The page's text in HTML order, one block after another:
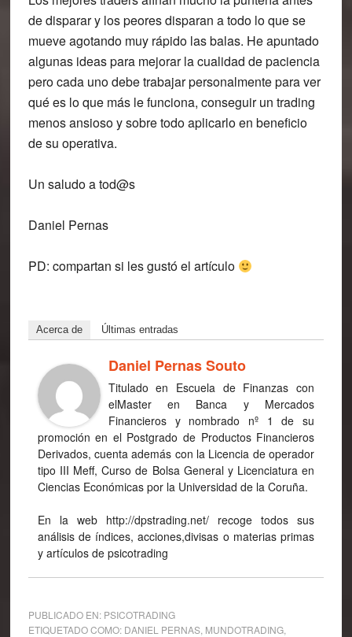
de disparar y los peores disparan a todo lo que se
mueve agotando muy rápido las balas. He apuntado
algunas ideas para mejorar la cualidad de paciencia
pero cada uno debe trabajar personalmente para ver
qué es lo que más le funciona, conseguir un trading
menos ansioso y sobre todo aplicarlo en beneficio
de su operativa.
Un saludo a tod@s
Daniel Pernas
PD: compartan si les gustó el artículo
Acerca de Últimas entradas
Daniel Pernas Souto
Titulado en Escuela de Finanzas con
elMaster en Banca y Mercados
Financieros y nombrado nº 1 de su
promoción en el Postgrado de Productos Financieros
Derivados, cuenta además con la Licencia de operador
tipo III Meff, Curso de Bolsa General y Licenciatura en
Ciencias Económicas por la Universidad de la Coruña.
En la web http://dpstrading.net/ recoge todos sus
análisis de índices, acciones,divisas o materias primas
y artículos de psicotrading
PUBLICADO EN: PSICOTRADING
ETIQUETADO COMO: DANIEL PERNAS, MUNDOTRADING,